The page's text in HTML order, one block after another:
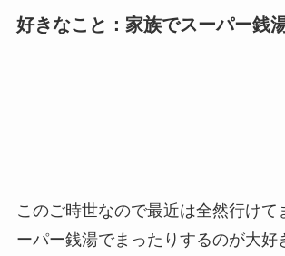
好きなこと：家族でスーパー銭
このご時世なので最近は全然行けて
ーパー銭湯でまったりするのが大好